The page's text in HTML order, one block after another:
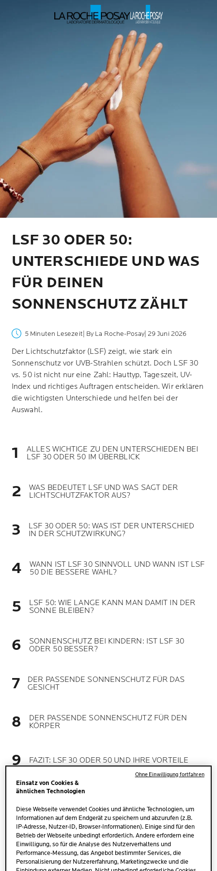
LSF 30 ODER 50:
UNTERSCHIEDE UND WAS
FÜR DEINEN
SONNENSCHUTZ ZÄHLT
5 Minuten Lesezeit | By La Roche-Posay| 29 Juni 2026
Der Lichtschutzfaktor (LSF) zeigt, wie stark ein
Sonnenschutz vor UVB-Strahlen schützt. Doch LSF 30
vs. 50 ist nicht nur eine Zahl: Hauttyp, Tageszeit, UV-
Index und richtiges Auftragen entscheiden. Wir erklären
die wichtigsten Unterschiede und helfen bei der
Auswahl.
ALLES WICHTIGE ZU DEN UNTERSCHIEDEN BEI
LSF 30 ODER 50 IM ÜBERBLICK
WAS BEDEUTET LSF UND WAS SAGT DER
LICHTSCHUTZFAKTOR AUS?
LSF 30 ODER 50: WAS IST DER UNTERSCHIED
IN DER SCHUTZWIRKUNG?
WANN IST LSF 30 SINNVOLL UND WANN IST LSF
50 DIE BESSERE WAHL?
LSF 50: WIE LANGE KANN MAN DAMIT IN DER
SONNE BLEIBEN?
SONNENSCHUTZ BEI KINDERN: IST LSF 30
ODER 50 BESSER?
DER PASSENDE SONNENSCHUTZ FÜR DAS
GESICHT
DER PASSENDE SONNENSCHUTZ FÜR DEN
KÖRPER
FAZIT: LSF 30 ODER 50 UND IHRE VORTEILE
ALLES WICHTIGE ZU DEN
UNTERSCHIEDEN BEI LSF 30
Einsatz von Cookies &
ähnlichen Technologien
Diese Webseite verwendet Cookies und ähnliche Technologien, um
Informationen auf dem Endgerät zu speichern und abzurufen (z.B.
IP-Adresse, Nutzer-ID, Browser-Informationen). Einige sind für den
Betrieb der Webseite unbedingt erforderlich. Andere erfordern eine
Einwilligung, so für die Analyse des Nutzerverhaltens und
Performance-Messung, das Angebot bestimmter Services, die
Personalisierung der Nutzererfahrung, Marketingzwecke und die
Ohne Einwilligung fortfahren